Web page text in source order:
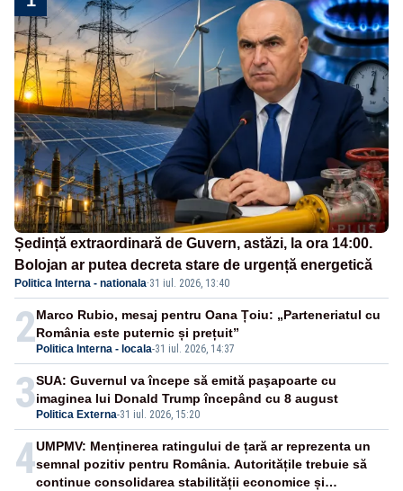
Ședință extraordinară de Guvern, astăzi, la ora 14:00.
Bolojan ar putea decreta stare de urgență energetică
Politica Interna - nationala·31 iul. 2026, 13:40
2 Politica Interna - locala-31 iul. 2026, 14:37
Marco Rubio, mesaj pentru Oana Țoiu: „Parteneriatul cu
România este puternic și prețuit”
3 Politica Externa-31 iul. 2026, 15:20
SUA: Guvernul va începe să emită paşapoarte cu
imaginea lui Donald Trump începând cu 8 august
4UMPMV: Menținerea ratingului de țară ar reprezenta un
semnal pozitiv pentru România. Autoritățile trebuie să
continue consolidarea stabilității economice și